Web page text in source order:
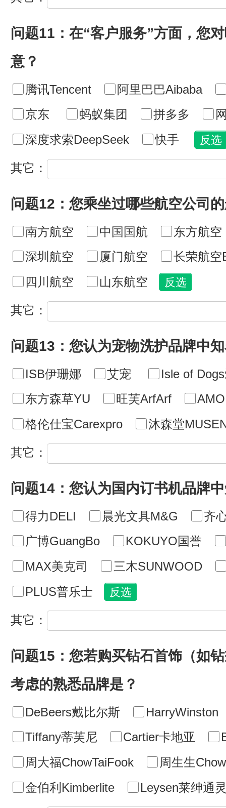
问题11：在“客户服务”方面，您
意？
腾讯Tencent
阿里巴巴Aibaba
京东
蚂蚁集团 拼多多
深度求索DeepSeek
快手
其它：
问题12：您乘坐过哪些航空公司
南方航空 中国国航
东方航空
深圳航空
厦门航空
长荣航空
四川航空
山东航空
其它：
问题13：您认为宠物洗护品牌中
ISB伊珊娜 艾宠
Isle of
东方森草YU
旺芙ArfArf
格伦仕宝Carexpro
沐森堂
其它：
问题14：您认为国内订书机品牌
得力DELI 晨光文具M&G
齐
广博GuangBo
KOKUYO国誉
MAX美克司
三木SUNWOOD
PLUS普乐士
其它：
问题15：您若购买钻石首饰（如
考虑的熟悉品牌是？
DeBeers戴比尔斯
HarryWinston
Tiffany蒂芙尼
Cartier卡地亚
周大福ChowTaiFook
周生生
金伯利Kimberlite
Leysen莱绅通